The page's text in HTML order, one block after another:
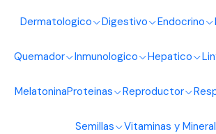
Dermatologico Digestivo Endocrino
Quemador Inmunologico Hepatico
MelatoninaProteinas Reproductor
Semillas Vitaminas y